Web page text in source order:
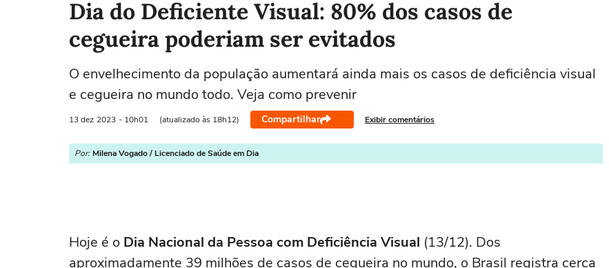
Dia do Deficiente Visual: 80% dos casos de
cegueira poderiam ser evitados
O envelhecimento da população aumentará ainda mais os casos de deficiência visual
e cegueira no mundo todo. Veja como prevenir
13 dez 2023 - 10h01 (atualizado às 18h12) Compartilhar Exibir comentários
Por: Milena Vogado / Licenciado de Saúde em Dia
Hoje é o Dia Nacional da Pessoa com Deficiência Visual (13/12). Dos
aproximadamente 39 milhões de casos de cegueira no mundo, o Brasil registra cerca